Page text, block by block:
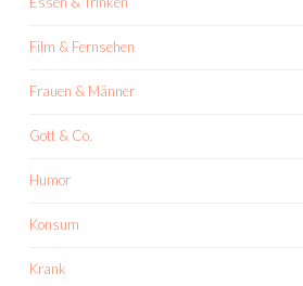
Film & Fernsehen
Frauen & Männer
Gott & Co.
Humor
Konsum
Krank